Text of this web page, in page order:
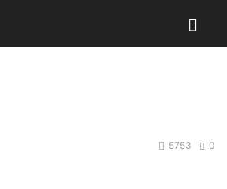
0
5753